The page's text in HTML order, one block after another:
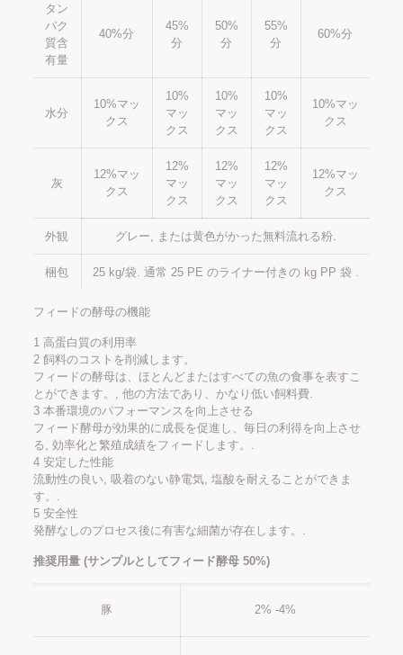
タン
パク
質含
有量
40%分
45%
分
50%
分
55%
分
60%分
水分
10%マッ
クス
10%
マッ
クス
10%
マッ
クス
10%
マッ
クス
10%マッ
クス
灰
12%マッ
クス
12%
マッ
クス
12%
マッ
クス
12%
マッ
クス
12%マッ
クス
外観 グレー, または黄色がかった無料流れる粉.
梱包 25 kg/袋. 通常 25 PE のライナー付きの kg PP 袋 .
フィードの酵母の機能
1 高蛋白質の利用率
2 飼料のコストを削減します。
フィードの酵母は、ほとんどまたはすべての魚の食事を表すこ
とができます。, 他の方法であり、かなり低い飼料費.
3 本番環境のパフォーマンスを向上させる
フィード酵母が効果的に成長を促進し、毎日の利得を向上させ
る, 効率化と繁殖成績をフィードします。.
4 安定した性能
流動性の良い, 吸着のない静電気, 塩酸を耐えることができま
す。.
5 安全性
発酵なしのプロセス後に有害な細菌が存在します。.
推奨用量 (サンプルとしてフィード酵母 50%)
豚 2% -4%